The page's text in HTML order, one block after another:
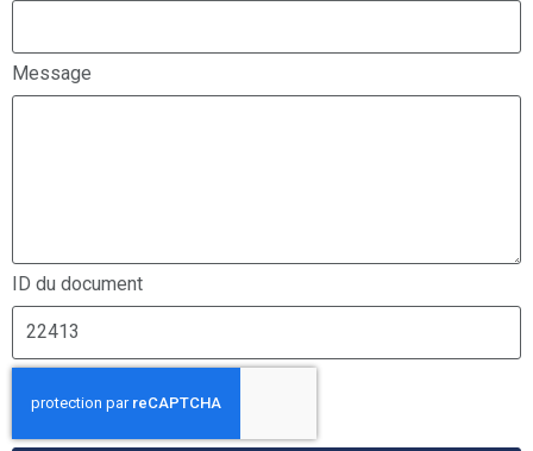
Message
ID du document